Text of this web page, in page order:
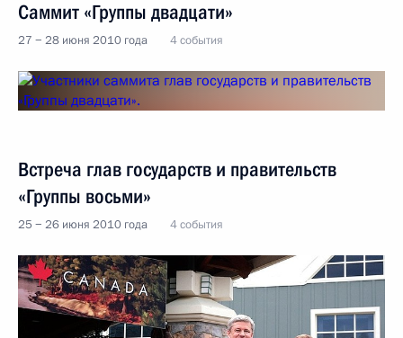
Саммит «Группы двадцати»
27 − 28 июня 2010 года 4 события
Встреча глав государств и правительств
«Группы восьми»
25 − 26 июня 2010 года 4 события